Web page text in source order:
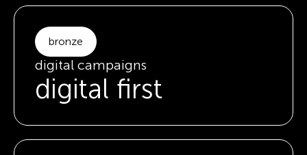
bronze
digital campaigns
digital first